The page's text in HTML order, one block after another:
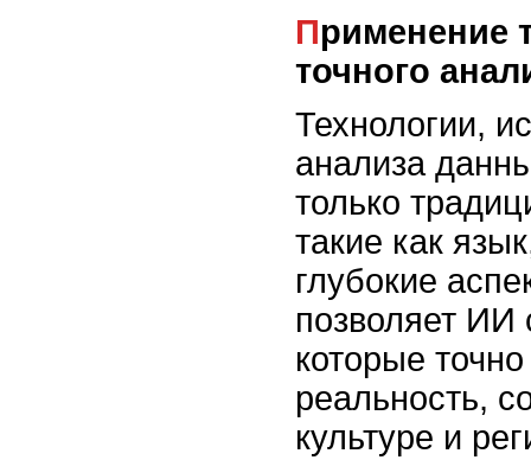
Применение технологий для
точного
Технологии,
анализа
только
такие как
глубокие
позволяет ИИ
которые
реальность,
культуре и